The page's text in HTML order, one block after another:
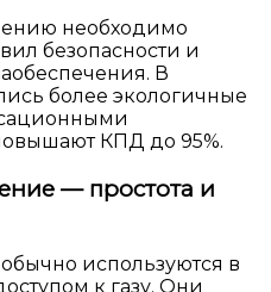
необходимо
безопасности и
В
более экологичные
КПД до 95%.
— простота и
используются в
к газу. Они